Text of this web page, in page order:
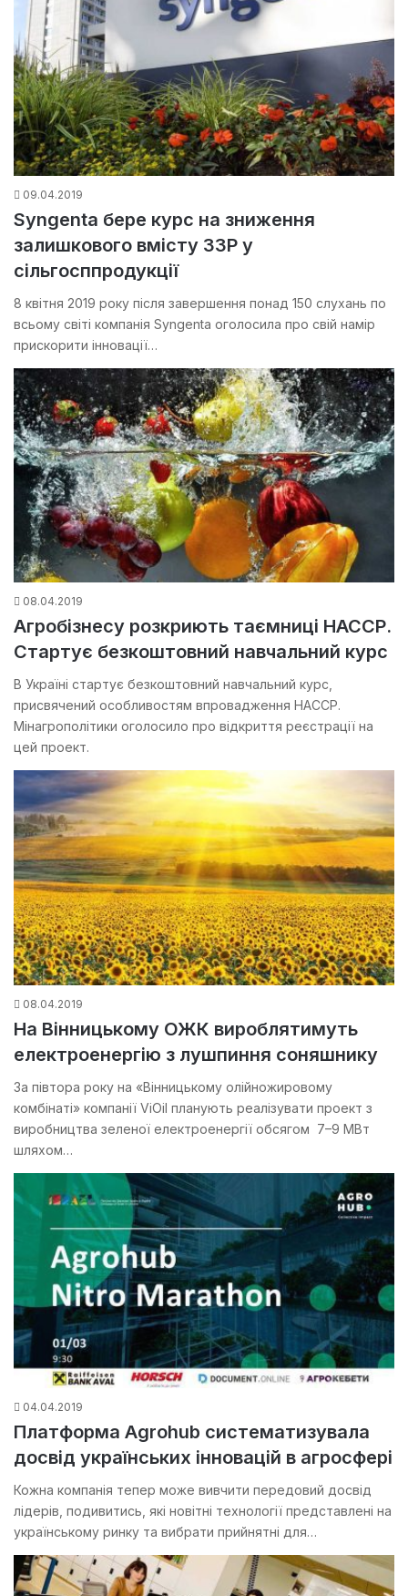
09.04.2019
Syngenta бере курс на зниження
залишкового вмісту ЗЗР у
сільгосппродукції
8 квітня 2019 року після завершення понад 150 слухань по
всьому світі компанія Syngenta оголосила про свій намір
прискорити інновації…
08.04.2019
Агробізнесу розкриють таємниці НАССР.
Стартує безкоштовний навчальний курс
В Україні стартує безкоштовний навчальний курс,
присвячений особливостям впровадження НАССР.
Мінагрополітики оголосило про відкриття реєстрації на
цей проект.
08.04.2019
На Вінницькому ОЖК вироблятимуть
електроенергію з лушпиння соняшнику
За півтора року на «Вінницькому олійножировому
комбінаті» компанії ViOil планують реалізувати проект з
виробництва зеленої електроенергії обсягом 7–9 МВт
шляхом…
04.04.2019
Платформа Agrohub систематизувала
досвід українських інновацій в агросфері
Кожна компанія тепер може вивчити передовий досвід
лідерів, подивитись, які новітні технології представлені на
українському ринку та вибрати прийнятні для…